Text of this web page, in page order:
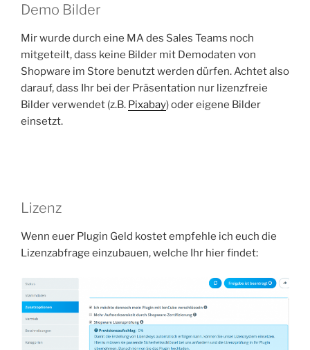
Demo Bilder
Mir wurde durch eine MA des Sales Teams noch
mitgeteilt, dass keine Bilder mit Demodaten von
Shopware im Store benutzt werden dürfen. Achtet also
darauf, dass Ihr bei der Präsentation nur lizenzfreie
Bilder verwendet (z.B. Pixabay) oder eigene Bilder
einsetzt.
Lizenz
Wenn euer Plugin Geld kostet empfehle ich euch die
Lizenzabfrage einzubauen, welche Ihr hier findet: